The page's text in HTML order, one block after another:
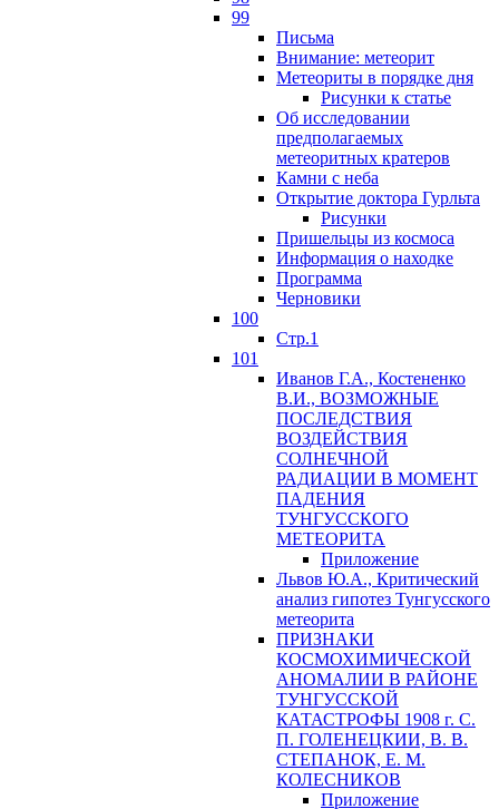
99
Письма
Внимание: метеорит
Метеориты в порядке дня
Рисунки к статье
Об исследовании
предполагаемых
метеоритных кратеров
Камни с неба
Открытие доктора Гурльта
Рисунки
Пришельцы из космоса
Информация о находке
Программа
Черновики
100
Стр.1
101
Иванов Г.А., Костененко
В.И., ВОЗМОЖНЫЕ
ПОСЛЕДСТВИЯ
ВОЗДЕЙСТВИЯ
СОЛНЕЧНОЙ
РАДИАЦИИ В МОМЕНТ
ПАДЕНИЯ
ТУНГУССКОГО
MЕТЕОРИТА
Приложение
Львов Ю.A., Критический
анализ гипотез Тунгусского
метеорита
ПРИЗНАКИ
КОСМОХИМИЧЕСКОЙ
АНОМАЛИИ В РАЙОНЕ
ТУНГУССКОЙ
КАТАСТРОФЫ 1908 г. С.
П. ГОЛЕНЕЦКИИ, В. В.
СТЕПАНОК, Е. М.
КОЛЕСНИКОВ
Приложение